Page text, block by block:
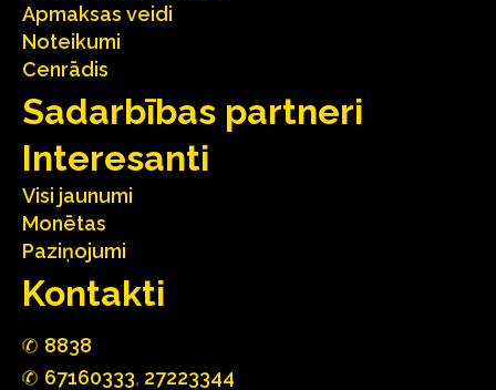
Apmaksas veidi
Noteikumi
Cenrādis
Sadarbības partneri
Interesanti
Visi jaunumi
Monētas
Paziņojumi
Kontakti
8838
67160333, 27223344